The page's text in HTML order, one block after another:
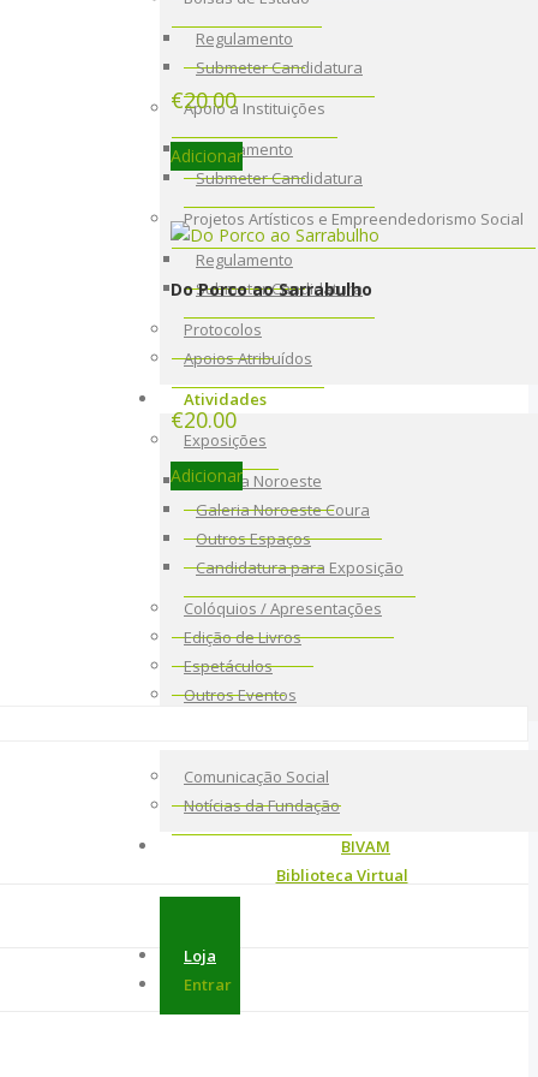
Regulamento
Submeter Candidatura
Apoio a Instituições
Regulamento
Submeter Candidatura
Projetos Artísticos e Empreendedorismo Social
Regulamento
Submeter Candidatura
Protocolos
Apoios Atribuídos
Atividades
Exposições
Galeria Noroeste
Galeria Noroeste Coura
Outros Espaços
Candidatura para Exposição
Colóquios / Apresentações
Edição de Livros
Espetáculos
Outros Eventos
Comunicação Social
Notícias da Fundação
BIVAM
Biblioteca Virtual
Loja
Entrar
€20.00
Adicionar
Do Porco ao Sarrabulho
€20.00
Adicionar